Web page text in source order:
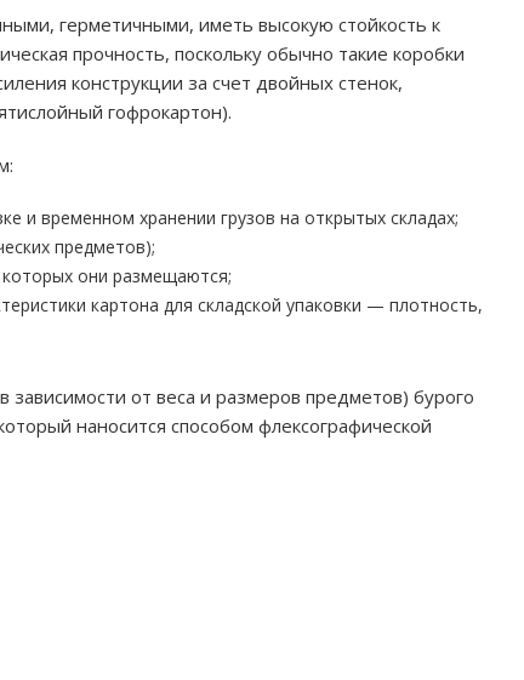
герметичными, иметь высокую стойкость к
прочность, поскольку обычно такие коробки
конструкции за счет двойных стенок,
гофрокартон).
и временном хранении грузов на открытых складах;
предметов);
они размещаются;
картона для складской упаковки — плотность,
от веса и размеров предметов) бурого
наносится способом флексографической